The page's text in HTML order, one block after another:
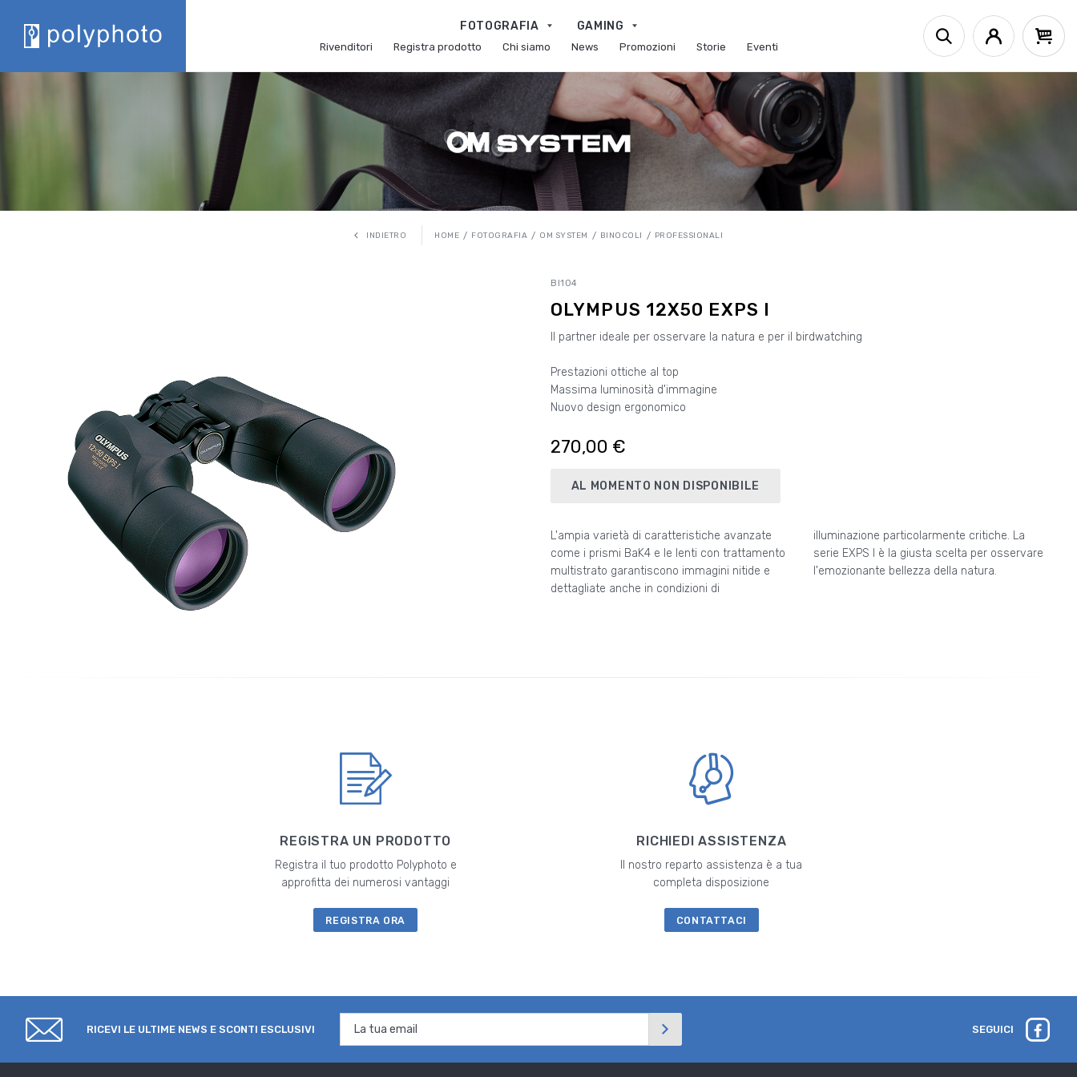
FOTOGRAFIA GAMING
Rivenditori Registra prodotto Chi siamo News Promozioni Storie Eventi
INDIETRO HOME FOTOGRAFIA OM SYSTEM BINOCOLI PROFESSIONALI
BI104
OLYMPUS 12X50 EXPS I
Il partner ideale per osservare la natura e per il birdwatching
Prestazioni ottiche al top
Massima luminosità d'immagine
Nuovo design ergonomico
270,00 €
AL MOMENTO NON DISPONIBILE
L'ampia varietà di caratteristiche avanzate
come i prismi BaK4 e le lenti con trattamento
multistrato garantiscono immagini nitide e
dettagliate anche in condizioni di
illuminazione particolarmente critiche. La
serie EXPS I è la giusta scelta per osservare
l'emozionante bellezza della natura.
REGISTRA UN PRODOTTO
Registra il tuo prodotto Polyphoto e
approfitta dei numerosi vantaggi
REGISTRA ORA
RICHIEDI ASSISTENZA
Il nostro reparto assistenza è a tua
completa disposizione
CONTATTACI
RICEVI LE ULTIME NEWS E SCONTI ESCLUSIVI SEGUICI